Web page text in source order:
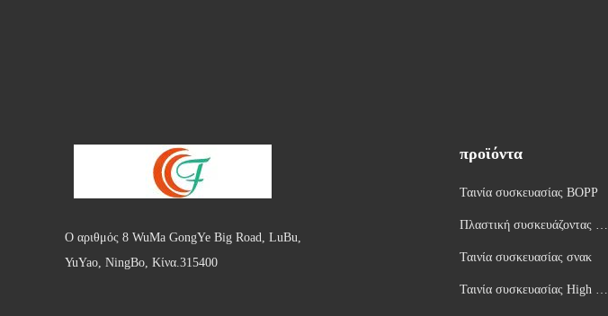
Ο αριθμός 8 WuMa GongYe Big Road, LuBu,
YuYao, NingBo, Κίνα.315400
προϊόντα
Ταινία συσκευασίας BOPP
Πλαστική συσκευάζοντας τα
Ταινία συσκευασίας σνακ
Ταινία συσκευασίας High Ba